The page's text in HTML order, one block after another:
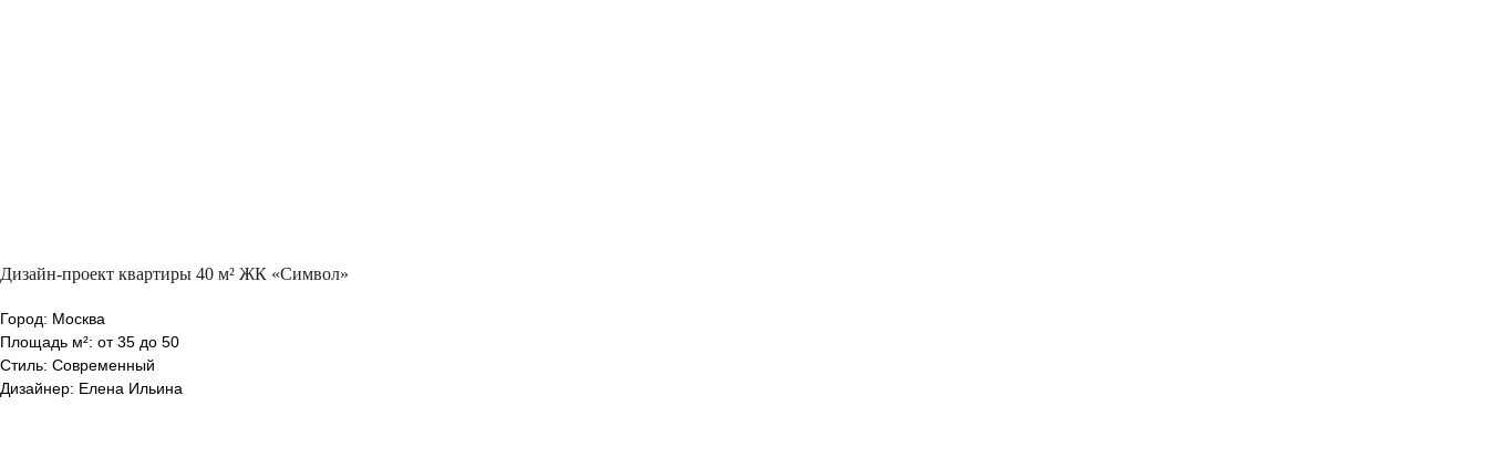
Дизайн-проект квартиры 40 м² ЖК «Символ»
Город: Москва
Площадь м²: от 35 до 50
Стиль: Современный
Дизайнер: Елена Ильина